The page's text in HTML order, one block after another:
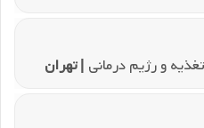
و رژیم درمانی | تهران